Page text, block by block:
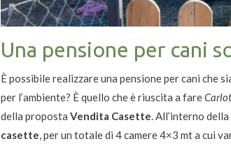
Una pensione per cani
È possibile realizzare una pensione per cani che
per l’ambiente? È quello che è riuscita a fare
della proposta Vendita Casette.All’interno
casette, per un totale di 4 camere 4×3 mt a cui